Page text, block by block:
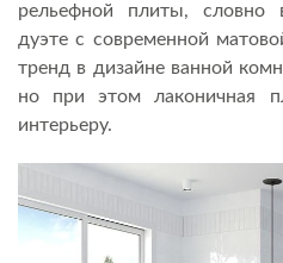
рельефной плиты, словно
дуэте с современной
тренд в дизайне ванной
но при этом лаконичная
интерьеру.